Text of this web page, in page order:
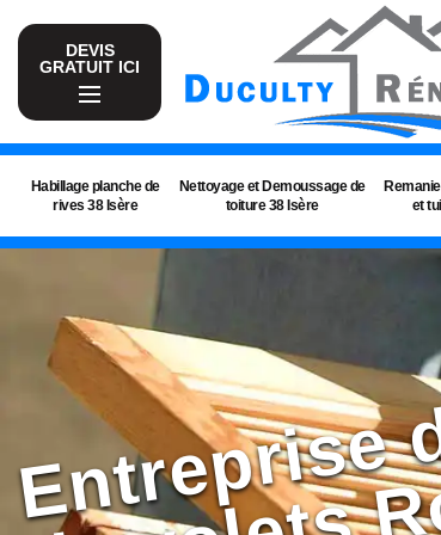
DEVIS
GRATUIT ICI
Habillage planche de
rives 38 Isère
Nettoyage et Demoussage de
toiture 38 Isère
et